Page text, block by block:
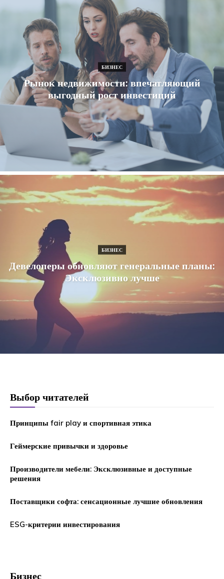
БИЗНЕС
Рынок недвижимости: впечатляющий
выгодный рост инвестиций
БИЗНЕС
Девелоперы обновляют генеральные планы:
Эксклюзивно лучше
Выбор читателей
Принципы fair play и спортивная этика
Геймерские привычки и здоровье
Производители мебели: Эксклюзивные и доступные
решения
Поставщики софта: сенсационные лучшие обновления
ESG-критерии инвестирования
Бизнес